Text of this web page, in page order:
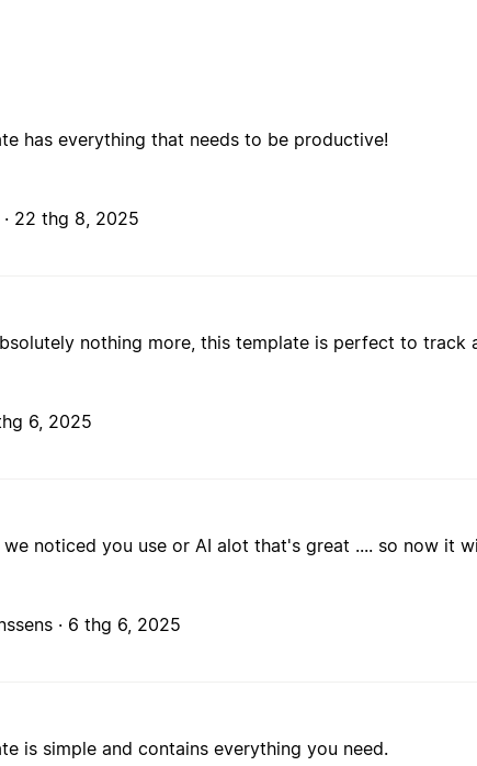
has everything that needs to be productive!
22 thg 8, 2025
nothing more, this template is perfect to track
6, 2025
we noticed you use or AI alot that's great .... so now it
· 6 thg 6, 2025
is simple and contains everything you need.